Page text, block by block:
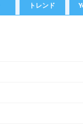
トレンド